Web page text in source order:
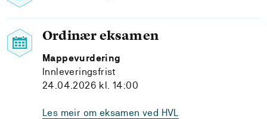
Ordinær eksamen
Mappevurdering
Innleveringsfrist
24.04.2026 kl. 14:00
Les meir om eksamen ved HVL